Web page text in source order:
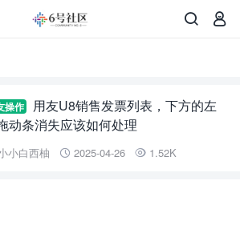


操作
用友U8销售发票列表，下方的左
动条消失应该如何处理
小白西柚  2025-04-26  1.52K